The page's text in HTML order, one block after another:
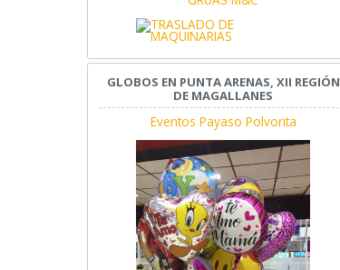
GLOBOS EN PUNTA ARENAS, XII REGIÓN
DE MAGALLANES
Eventos Payaso Polvorita